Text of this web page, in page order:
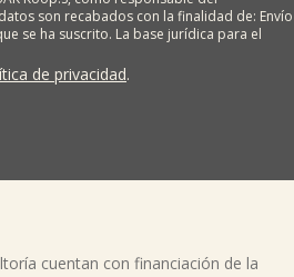
son recabados con la finalidad de: Envío
se ha suscrito. La base jurídica para el
persona tiene derecho a solicitar el
del tratamiento, oposición o
información adicional en nuestra
de privacidad.
cuentan con financiación de la